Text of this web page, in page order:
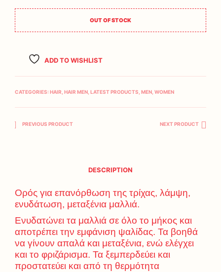
OUT OF STOCK
ADD TO WISHLIST
CATEGORIES: HAIR HAIR MEN LATEST PRODUCTS MEN WOMEN
PREVIOUS PRODUCT NEXT PRODUCT
DESCRIPTION
Ορός για επανόρθωση της τρίχας, λάμψη,
ενυδάτωση, μεταξένια μαλλιά.
Ενυδατώνει τα μαλλιά σε όλο το μήκος και
αποτρέπει την εμφάνιση ψαλίδας. Τα βοηθά
να γίνουν απαλά και μεταξένια, ενώ ελέγχει
και το φριζάρισμα. Τα ξεμπερδεύει και
προστατεύει και από τη θερμότητα